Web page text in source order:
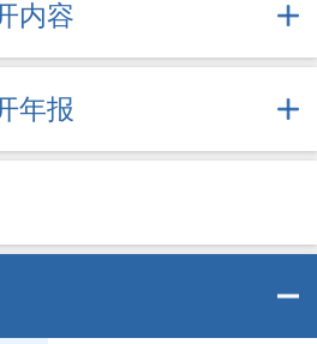
内容
年报